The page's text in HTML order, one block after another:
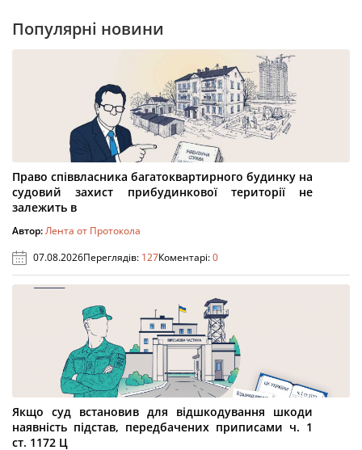
Популярні новини
Право співвласника багатоквартирного будинку на
судовий захист прибудинкової території не
залежить в
Автор:Лента от Протокола
07.08.2026Переглядів: 127Коментарі:0
Якщо суд встановив для відшкодування шкоди
наявність підстав, передбачених приписами ч. 1
ст. 1172 Ц